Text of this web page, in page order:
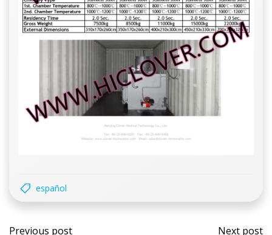
español
Post
Previous post Post
Next post